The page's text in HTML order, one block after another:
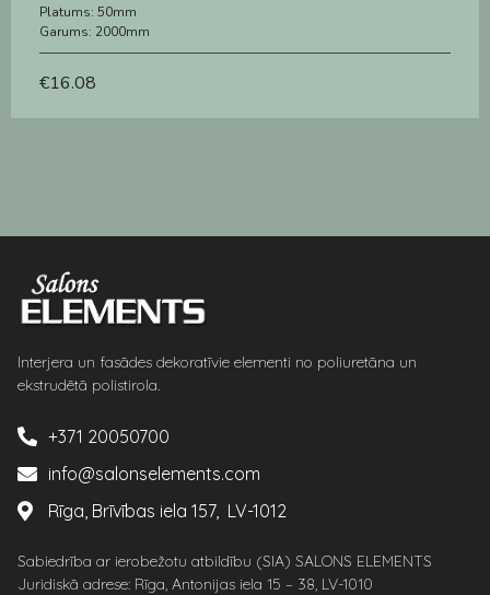
Platums: 50mm
Garums: 2000mm
€16.08
Interjera un fasādes dekoratīvie elementi no poliuretāna un
ekstrudētā polistirola.
+371 20050700
info@salonselements.com
Rīga, Brīvības iela 157, LV-1012
Sabiedrība ar ierobežotu atbildību (SIA) SALONS ELEMENTS
Juridiskā adrese: Rīga, Antonijas iela 15 – 38, LV-1010